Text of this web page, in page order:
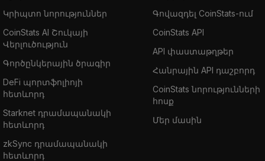
Կրիպտո նորություններ
CoinStats AI Շուկայի
Վերլուծություն
Գործընկերային ծրագիր
DeFi պորտֆոլիոյի
հետևորդ
Starknet դրամապանակի
հետևորդ
zkSync դրամապանակի
հետևորդ
Գովազդել CoinStats-ում
CoinStats API
API փաստաթղթեր
Հանրային API դաշբորդ
CoinStats նորությունների
հոսք
Մեր մասին